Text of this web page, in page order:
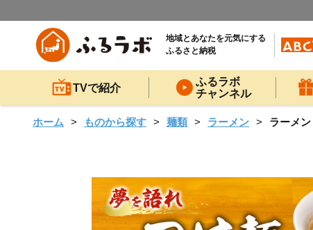
地域とあなたを元気にする
ふるさと納税
TVで紹介
ふるラボ
チャンネル
ホーム ものから探す 麺類 ラーメン ラーメ